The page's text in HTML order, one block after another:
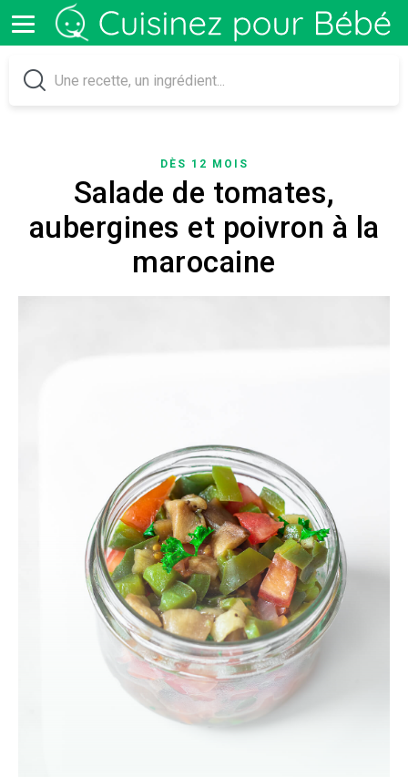
DÈS 12 MOIS
Salade de tomates,
aubergines et poivron à la
marocaine